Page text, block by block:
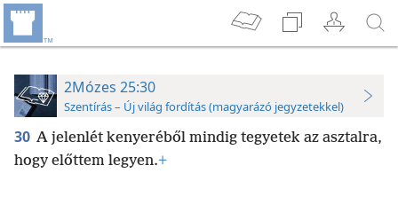
2Mózes 25:30
Szentírás – Új világ fordítás (magyarázó jegyzetekkel)
30 A jelenlét kenyeréből mindig tegyetek az asztalra,
hogy előttem legyen.+